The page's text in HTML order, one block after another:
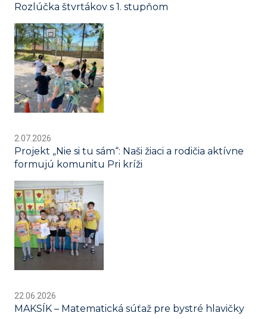
Rozlúčka štvrtákov s 1. stupňom
2.07.2026
Projekt „Nie si tu sám“: Naši žiaci a rodičia aktívne
formujú komunitu Pri kríži
22.06.2026
MAKSÍK – Matematická súťaž pre bystré hlavičky